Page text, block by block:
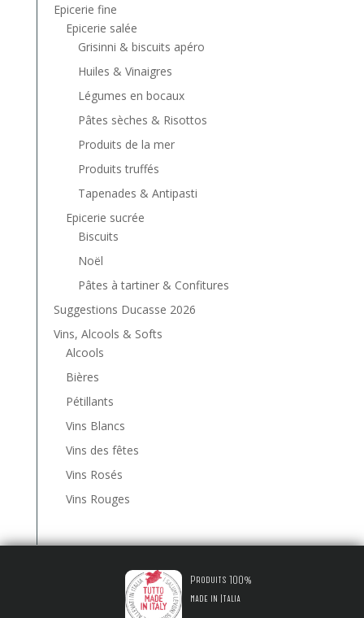
Epicerie fine
Epicerie salée
Grisinni & biscuits apéro
Huiles & Vinaigres
Légumes en bocaux
Pâtes sèches & Risottos
Produits de la mer
Produits truffés
Tapenades & Antipasti
Epicerie sucrée
Biscuits
Noël
Pâtes à tartiner & Confitures
Suggestions Ducasse 2026
Vins, Alcools & Softs
Alcools
Bières
Pétillants
Vins Blancs
Vins des fêtes
Vins Rosés
Vins Rouges
Produits 100%
made in Italia